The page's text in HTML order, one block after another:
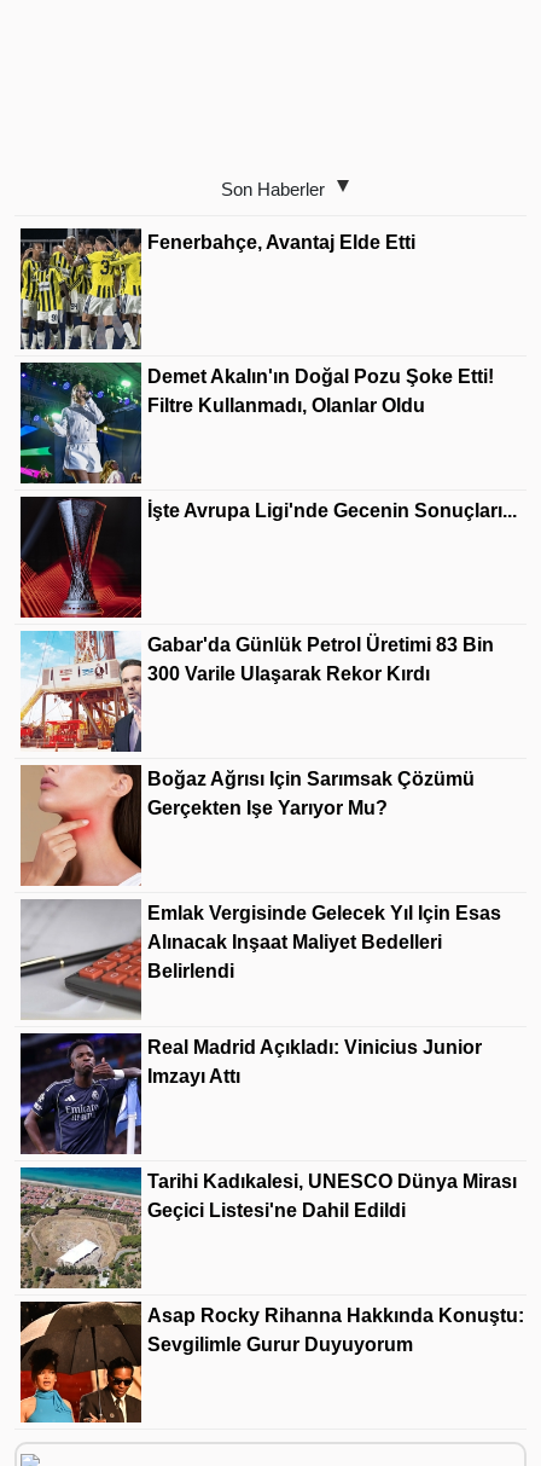
Son Haberler
Fenerbahçe, Avantaj Elde Etti
Demet Akalın'ın Doğal Pozu Şoke Etti!
Filtre Kullanmadı, Olanlar Oldu
İşte Avrupa Ligi'nde Gecenin Sonuçları...
Gabar'da Günlük Petrol Üretimi 83 Bin
300 Varile Ulaşarak Rekor Kırdı
Boğaz Ağrısı Için Sarımsak Çözümü
Gerçekten Işe Yarıyor Mu?
Emlak Vergisinde Gelecek Yıl Için Esas
Alınacak Inşaat Maliyet Bedelleri
Belirlendi
Real Madrid Açıkladı: Vinicius Junior
Imzayı Attı
Tarihi Kadıkalesi, UNESCO Dünya Mirası
Geçici Listesi'ne Dahil Edildi
Asap Rocky Rihanna Hakkında Konuştu:
Sevgilimle Gurur Duyuyorum